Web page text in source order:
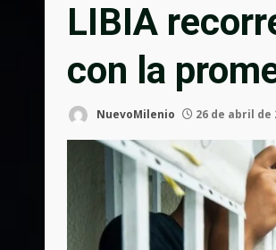
LIBIA
con la
NuevoMilenio 26 de abril de